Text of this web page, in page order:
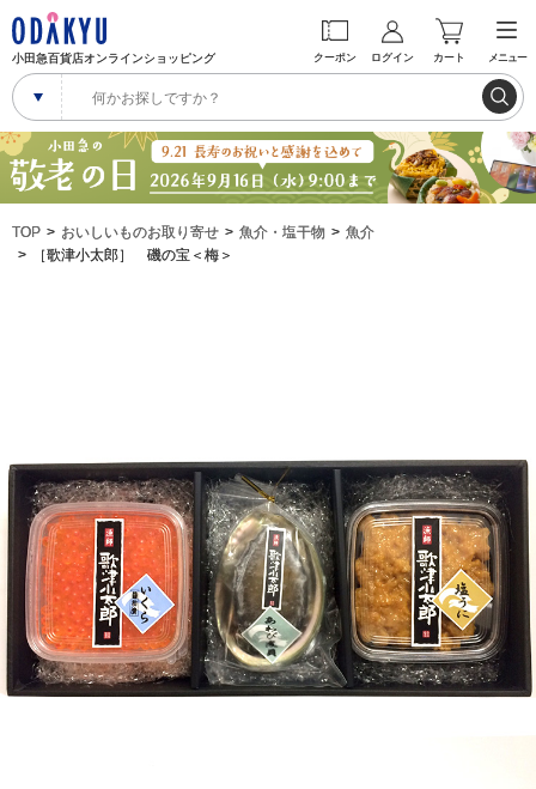
小田急百貨店オンラインショッピング クーポン ログイン カート メニュー
TOP おいしいものお取り寄せ 魚介・塩干物
魚介
［歌津小太郎］ 磯の宝＜梅＞